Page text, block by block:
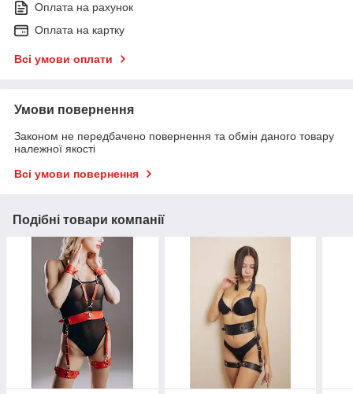
Оплата на рахунок
Оплата на картку
Всі умови оплати
Умови повернення
Законом не передбачено повернення та обмін даного товару
належної якості
Всі умови повернення
Подібні товари компанії